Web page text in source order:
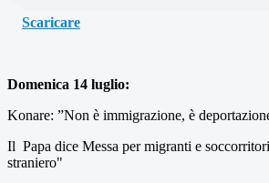
Scaricare
Domenica 14 luglio:
Konare: ”Non è immigrazione, è
Il Papa dice Messa per migranti e
straniero"